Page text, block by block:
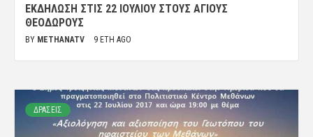
ΕΚΔΉΛΩΣΗ ΣΤΙΣ 22 ΙΟΥΛΊΟΥ ΣΤΟΥΣ ΑΓΊΟΥΣ
ΘΕΟΔΏΡΟΥΣ
BY METHANATV 9 ΈΤΗ AGO
ΔΡΑΣΕΙΣ